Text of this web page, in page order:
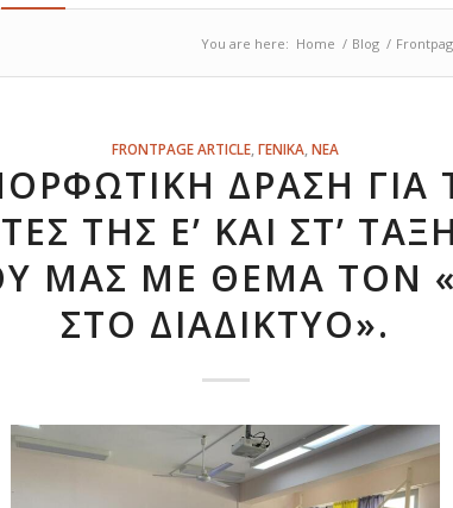
You are here: Home / Blog /
FRONTPAGE ARTICLE ,ΓΕΝΙΚΑ ,ΝΕΑ
ΔΡΆΣΗ ΓΙΑ
ΤΗΣ Ε’ ΚΑΙ ΣΤ’
ΜΑΣ ΜΕ ΘΈΜΑ ΤΟΝ
ΣΤΟ ΔΙΑΔΊΚΤΥΟ».